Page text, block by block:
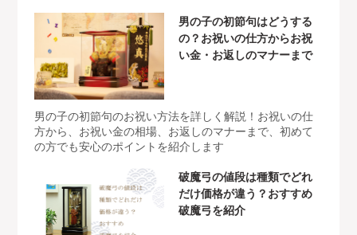
男の子の初節句はどうする
の？お祝いの仕方からお祝
い金・お返しのマナーまで
男の子の初節句のお祝い方法を詳しく解説！お祝いの仕
方から、お祝い金の相場、お返しのマナーまで、初めて
の方でも安心のポイントを紹介します
破魔弓の値段は種類でどれ
だけ価格が違う？おすすめ
破魔弓を紹介